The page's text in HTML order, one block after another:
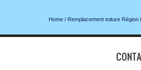
Home / Remplacement toiture Région